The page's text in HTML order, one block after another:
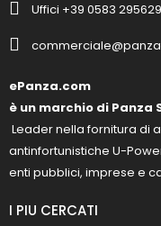
Uffici +39 0583 295629
ePanza.com
è un marchio di Panza
Leader nella fornitura di
antinfortunistiche U-
enti pubblici, imprese e
I PIU CERCATI